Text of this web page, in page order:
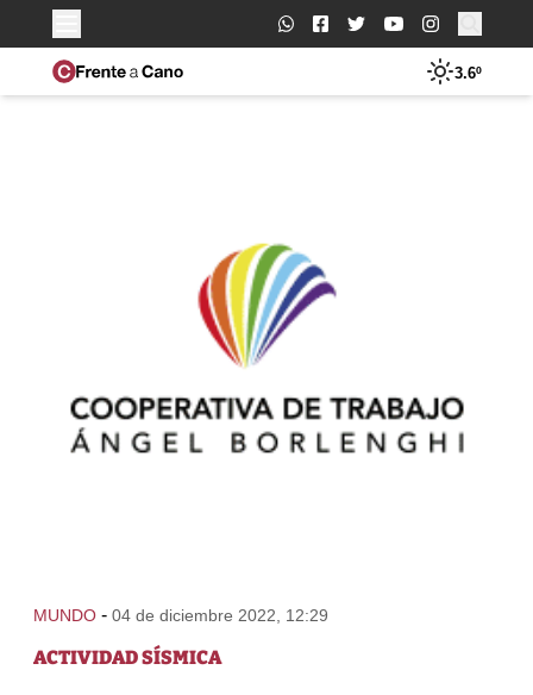
Buscar:
3.6º
MUNDO - 04 de diciembre 2022, 12:29
ACTIVIDAD SÍSMICA